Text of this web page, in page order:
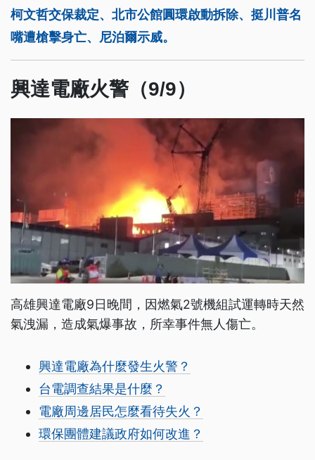
柯文哲交保裁定、北市公館圓環啟動拆除、挺川普名
嘴遭槍擊身亡、尼泊爾示威。
興達電廠火警（9/9）
高雄興達電廠9日晚間，因燃氣2號機組試運轉時天然
氣洩漏，造成氣爆事故，所幸事件無人傷亡。
興達電廠為什麼發生火警？
台電調查結果是什麼？
電廠周邊居民怎麼看待失火？
環保團體建議政府如何改進？